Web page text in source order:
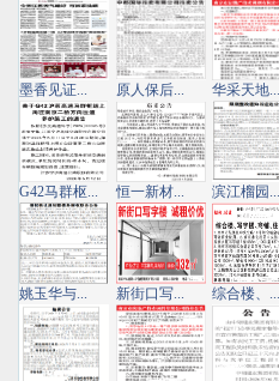
墨香见证... 原人保后... 华采天地...
G42马群枢... 恒一新材... 滨江榴园...
姚玉华与... 新街口写... 综合楼、...